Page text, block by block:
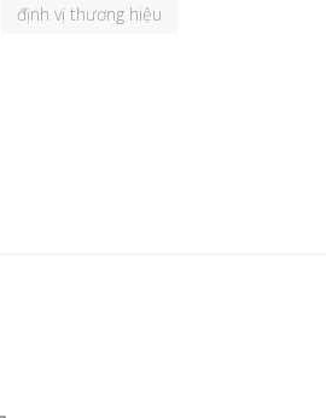
định vị thương hiệu